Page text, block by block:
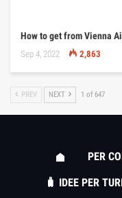
How to get from Vienna
Sep 4, 2022 2,863
PREV NEXT 1 of 647
PER
🧳 IDEE PER